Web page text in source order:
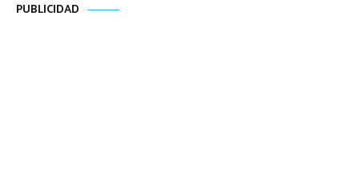
PUBLICIDAD